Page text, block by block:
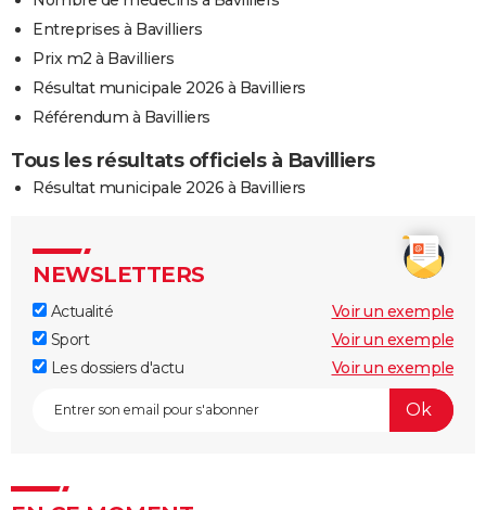
Entreprises à Bavilliers
Prix m2 à Bavilliers
Résultat municipale 2026 à Bavilliers
Référendum à Bavilliers
Tous les résultats officiels à Bavilliers
Résultat municipale 2026 à Bavilliers
NEWSLETTERS
Actualité
Voir un exemple
Sport
Voir un exemple
Les dossiers d'actu
Voir un exemple